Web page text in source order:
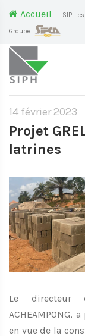
Accueil SIPH
Groupe
14 février 2023
Projet
latrines
Le directeur
ACHEAMPONG,
en vue de la